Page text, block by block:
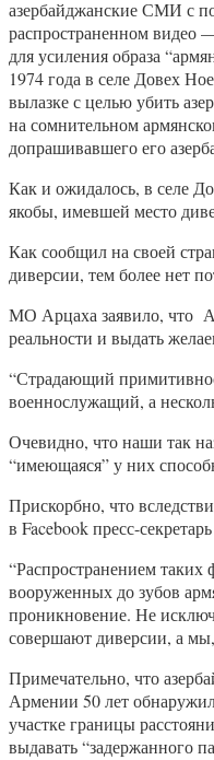
азербайджанские СМИ с
распространенном видео
для усиления образа
1974 года в селе Довех
вылазке с целью убить
на сомнительном
допрашивавшего его
Как и ожидалось, в селе
якобы, имевшей место
Как сообщил на своей
диверсии, тем более нет
МО Арцаха заявило, что
реальности и выдать
“Страдающий
военнослужащий, а
Очевидно, что наши так
“имеющаяся” у них
Прискорбно, что
в Facebook пресс-
“Распространением
вооруженных до зубов
проникновение. Не
совершают диверсии, а
Примечательно, что
Армении 50 лет
участке границы
выдавать “задержанного